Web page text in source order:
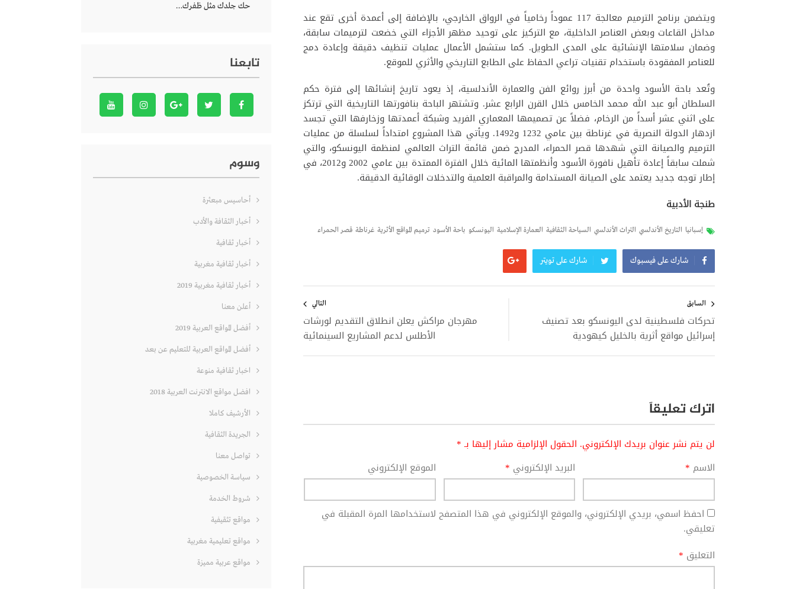
ويتضمن برنامج الترميم معالجة 117 عموداً رخامياً في الرواق الخارجي، بالإضافة إلى أعمدة أخرى تقع عند
مداخل القاعات وبعض العناصر الداخلية، مع التركيز على توحيد مظهر الأجزاء التي خضعت لترميمات سابقة،
وضمان سلامتها الإنشائية على المدى الطويل. كما ستشمل الأعمال عمليات تنظيف دقيقة وإعادة دمج
للعناصر المفقودة باستخدام تقنيات تراعي الحفاظ على الطابع التاريخي والأثري للموقع.
وتُعد باحة الأسود واحدة من أبرز روائع الفن والعمارة الأندلسية، إذ يعود تاريخ إنشائها إلى فترة حكم
السلطان أبو عبد الله محمد الخامس خلال القرن الرابع عشر. وتشتهر الباحة بنافورتها التاريخية التي ترتكز
على اثني عشر أسداً من الرخام، فضلاً عن تصميمها المعماري الفريد وشبكة أعمدتها وزخارفها التي تجسد
ازدهار الدولة النصرية في غرناطة بين عامي 1232 و1492. ويأتي هذا المشروع امتداداً لسلسلة من عمليات
الترميم والصيانة التي شهدها قصر الحمراء، المدرج ضمن قائمة التراث العالمي لمنظمة اليونسكو، والتي
شملت سابقاً إعادة تأهيل نافورة الأسود وأنظمتها المائية خلال الفترة الممتدة بين عامي 2002 و2012، في
إطار توجه جديد يعتمد على الصيانة المستدامة والمراقبة العلمية والتدخلات الوقائية الدقيقة.
طنجة الأدبية
إسبانيا التاريخ الأندلسي التراث الأندلسي السياحة الثقافية العمارة الإسلامية اليونسكو باحة الأسود ترميم المواقع الأثرية غرناطة قصر الحمراء
شارك على فيسبوك شارك على تويتر
المقالات
السابق
تحركات فلسطينية لدى اليونسكو بعد تصنيف
إسرائيل مواقع أثرية بالخليل كيهودية
التالي
مهرجان مراكش يعلن انطلاق التقديم لورشات
الأطلس لدعم المشاريع السينمائية
اترك تعليقاً
لن يتم نشر عنوان بريدك الإلكتروني. الحقول الإلزامية مشار إليها بـ*
الاسم * البريد الإلكتروني * الموقع الإلكتروني
احفظ اسمي، بريدي الإلكتروني، والموقع الإلكتروني في هذا المتصفح لاستخدامها المرة المقبلة في
تعليقي.
التعليق *
حك جلدك مثل ظفرك…
تابعنا
وسوم
أحاسيس مبعثرة
أخبار الثقافة والأدب
أخبار ثقافية
أخبار ثقافية مغربية
أخبار ثقافية مغربية 2019
أعلن معنا
أفضل المواقع العربية 2019
أفضل المواقع العربية للتعليم عن بعد
اخبار ثقافية منوعة
افضل مواقع الانترنت العربية 2018
الأرشيف كاملا
الجريدة الثقافية
تواصل معنا
سياسة الخصوصية
شروط الخدمة
مواقع تثقيفية
مواقع تعليمية مغربية
مواقع عربية مميزة